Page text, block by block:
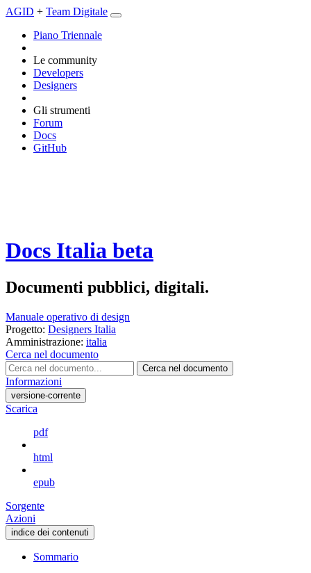
AGID + Team Digitale
Piano Triennale
Le community
Developers
Designers
Gli strumenti
Forum
Docs
GitHub
Docs Italia beta
Documenti pubblici, digitali.
Manuale operativo di design
Progetto: Designers Italia
Amministrazione: italia
Cerca nel documento
Cerca nel documento
Informazioni
versione-corrente
Scarica
pdf
html
epub
Sorgente
Azioni
indice dei contenuti
Sommario